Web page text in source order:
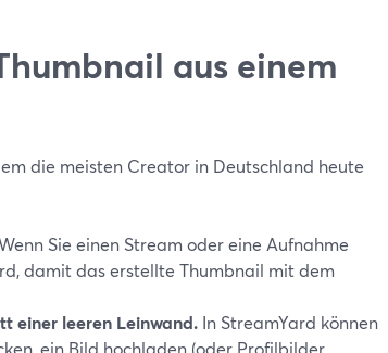
aus einem
die meisten Creator in Deutschland heute
Sie einen Stream oder eine Aufnahme
damit das erstellte Thumbnail mit dem
einer leeren Leinwand. In StreamYard können
ein Bild hochladen (oder Profilbilder